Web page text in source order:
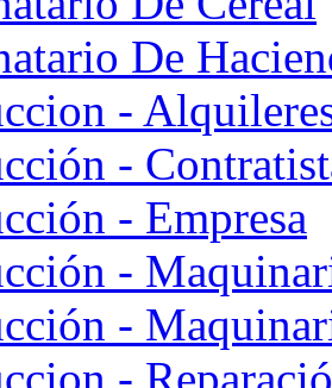
De
-
-
- Empresa
-
-
-